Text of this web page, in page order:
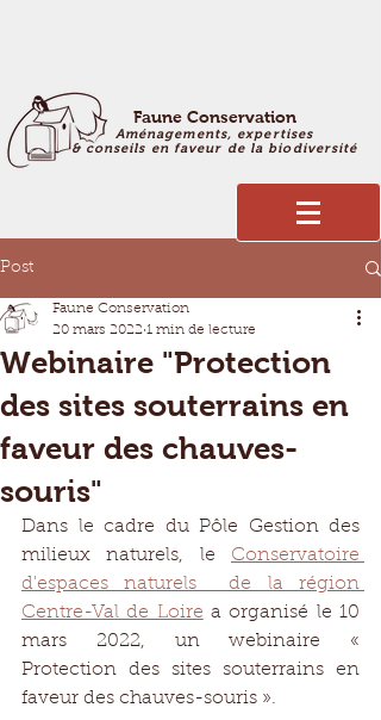
Faune Conservation
Aménagements, expertises
& conseils en faveur de la biodiversité
Post
Webinaire "Protection
des sites souterrains en
faveur des chauves-
souris"
Faune Conservation
20 mars 2022 1 min de lecture
Dans le cadre du Pôle Gestion des
milieux naturels, le Conservatoire
d'espaces naturels  de la région
Centre-Val de Loire a organisé le 10
mars 2022, un webinaire «
Protection des sites souterrains en
faveur des chauves-souris ».